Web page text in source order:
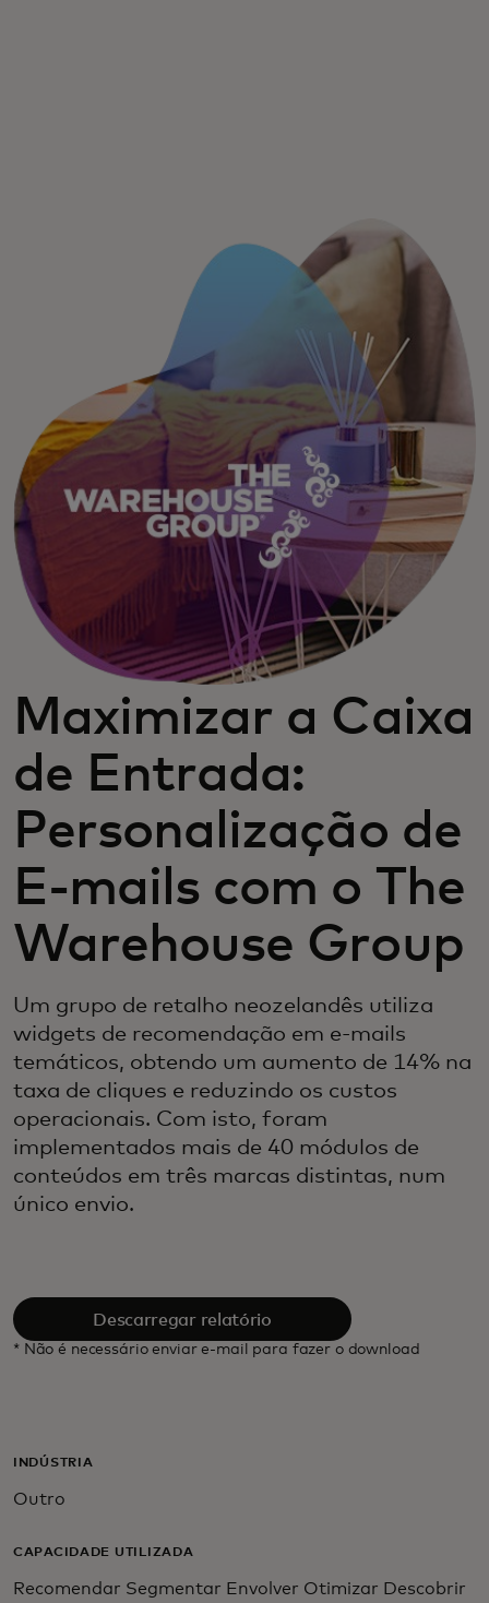
Para inovadores
Notícias e tendências
Maximizar a Caixa
de Entrada:
Personalização de
E-mails com o The
Warehouse Group
Um grupo de retalho neozelandês utiliza
widgets de recomendação em e-mails
temáticos, obtendo um aumento de 14% na
taxa de cliques e reduzindo os custos
operacionais. Com isto, foram
implementados mais de 40 módulos de
conteúdos em três marcas distintas, num
único envio.
Descarregar relatório
* Não é necessário enviar e-mail para fazer o download
INDÚSTRIA
Outro
CAPACIDADE UTILIZADA
Recomendar Segmentar Envolver Otimizar Descobrir